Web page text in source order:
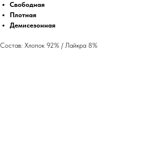
Свободная
Плотная
Демисезонная
Состав: Хлопок 92% / Лайкра 8%